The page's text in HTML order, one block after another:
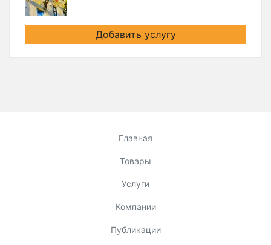
Добавить услугу
Главная
Товары
Услуги
Компании
Публикации